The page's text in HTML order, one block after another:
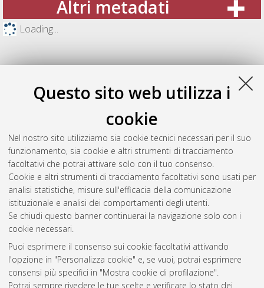
Questo sito web utilizza i
cookie
Nel nostro sito utilizziamo sia cookie tecnici necessari per il suo
funzionamento, sia cookie e altri strumenti di tracciamento
facoltativi che potrai attivare solo con il tuo consenso.
Cookie e altri strumenti di tracciamento facoltativi sono usati per
analisi statistiche, misure sull'efficacia della comunicazione
istituzionale e analisi dei comportamenti degli utenti.
Se chiudi questo banner continuerai la navigazione solo con i
cookie necessari.
Puoi esprimere il consenso sui cookie facoltativi attivando
l'opzione in "Personalizza cookie" e, se vuoi, potrai esprimere
consensi più specifici in "Mostra cookie di profilazione".
Potrai sempre rivedere le tue scelte e verificare lo stato dei
Altri metadati
Loading...
Gestione del documento:
Atom
Rss 1.0
Rss 2.0